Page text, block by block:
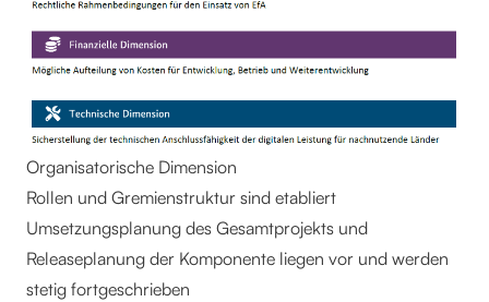
Organisatorische Dimension
Rollen und Gremienstruktur sind etabliert
Umsetzungsplanung des Gesamtprojekts und
Releaseplanung der Komponente liegen vor und werden
stetig fortgeschrieben